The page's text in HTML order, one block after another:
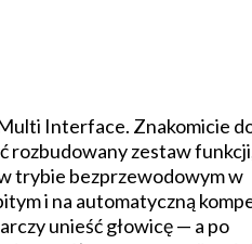
Interface. Znakomicie
rozbudowany zestaw
trybie bezprzewodowym w
i na automatyczną
unieść głowicę — a po